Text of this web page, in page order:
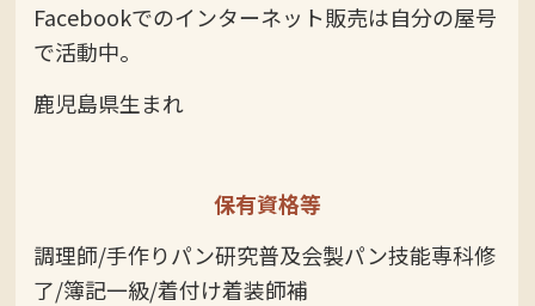
Facebookでのインターネット販売は自分の屋号
で活動中。
鹿児島県生まれ
保有資格等
調理師/手作りパン研究普及会製パン技能専科修
了/簿記一級/着付け着装師補